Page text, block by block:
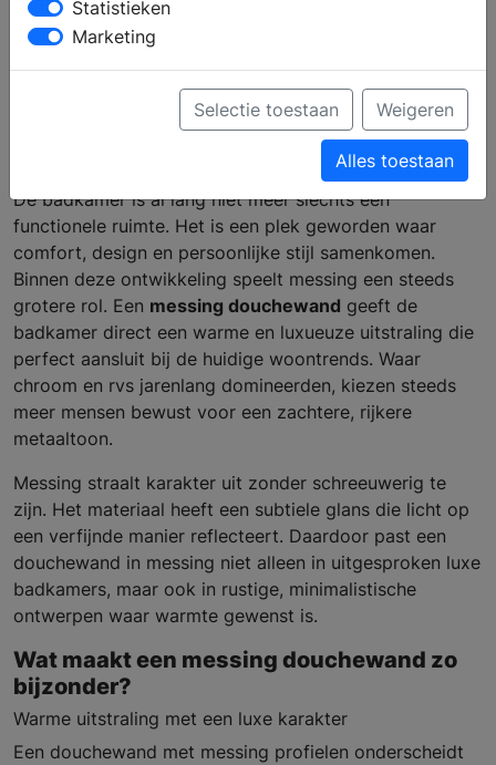
Messing Douchewanden:
Warm, Luxe en Helemaal
De badkamer is al lang niet meer slechts een
functionele ruimte. Het is een plek geworden waar
comfort, design en persoonlijke stijl samenkomen.
Binnen deze ontwikkeling speelt messing een steeds
grotere rol. Een messing douchewand geeft de
badkamer direct een warme en luxueuze uitstraling die
perfect aansluit bij de huidige woontrends. Waar
chroom en rvs jarenlang domineerden, kiezen steeds
meer mensen bewust voor een zachtere, rijkere
metaaltoon.
Messing straalt karakter uit zonder schreeuwerig te
zijn. Het materiaal heeft een subtiele glans die licht op
een verfijnde manier reflecteert. Daardoor past een
douchewand in messing niet alleen in uitgesproken luxe
badkamers, maar ook in rustige, minimalistische
ontwerpen waar warmte gewenst is.
Wat maakt een messing douchewand zo
bijzonder?
Warme uitstraling met een luxe karakter
Een douchewand met messing profielen onderscheidt
Statistieken
Marketing
Selectie toestaan Weigeren
Alles toestaan